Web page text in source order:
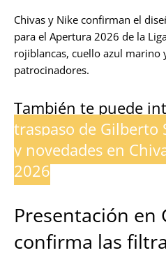
Chivas y Nike confirman el
para el Apertura 2026 de la
rojiblancas, cuello azul marino
patrocinadores.
También te puede
traspaso de Gilberto
y novedades en
2026
Presentación en
confirma las